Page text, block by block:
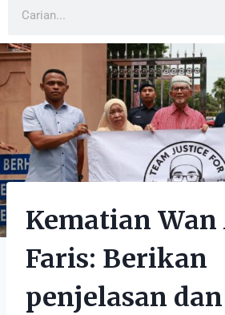
Kematian Wan
Faris: Berikan
penjelasan dan